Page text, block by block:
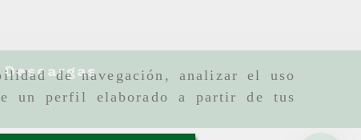
de navegación, analizar el uso
un perfil elaborado a partir de tus
Descargas